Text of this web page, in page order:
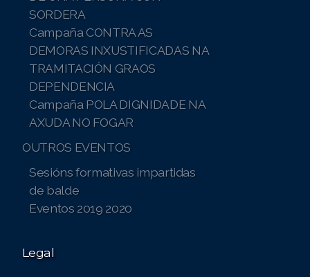
SORDERA
Campaña CONTRA AS
DEMORAS INXUSTIFICADAS NA
TRAMITACIÓN GRAOS
DEPENDENCIA
Campaña POLA DIGNIDADE NA
AXUDA NO FOGAR
OUTROS EVENTOS
Sesións formativas impartidas
de balde
Eventos 2019 2020
Legal